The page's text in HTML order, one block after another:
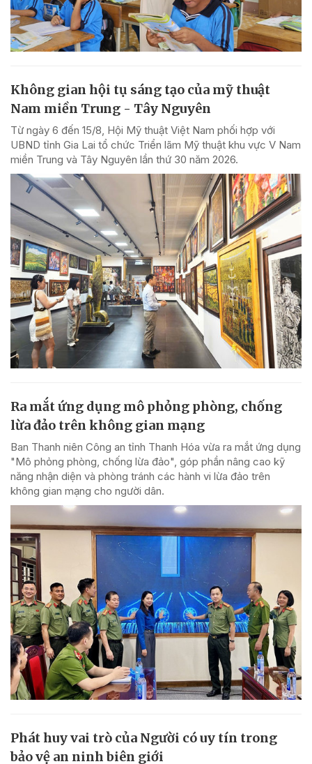
Không gian hội tụ sáng tạo của mỹ thuật
Nam miền Trung - Tây Nguyên
Từ ngày 6 đến 15/8, Hội Mỹ thuật Việt Nam phối hợp với
UBND tỉnh Gia Lai tổ chức Triển lãm Mỹ thuật khu vực V Nam
miền Trung và Tây Nguyên lần thứ 30 năm 2026.
Ra mắt ứng dụng mô phỏng phòng, chống
lừa đảo trên không gian mạng
Ban Thanh niên Công an tỉnh Thanh Hóa vừa ra mắt ứng dụng
"Mô phỏng phòng, chống lừa đảo", góp phần nâng cao kỹ
năng nhận diện và phòng tránh các hành vi lừa đảo trên
không gian mạng cho người dân.
Phát huy vai trò của Người có uy tín trong
bảo vệ an ninh biên giới